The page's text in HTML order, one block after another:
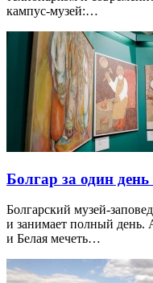
кампус-музей:…
Болгар за один
Болгарский музей-
и занимает полный день.
и Белая мечеть…